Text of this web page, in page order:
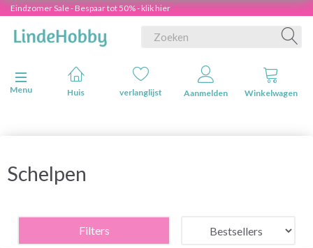
Eindzomer Sale - Bespaar tot 50% - klik hier
Navigatie in-/uitschakelen
Menu
Huis verlanglijst Aanmelden Winkelwagen
Schelpen
Filters